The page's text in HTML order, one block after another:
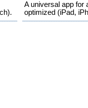
A universal app for
optimized (iPad,